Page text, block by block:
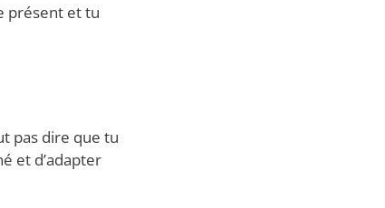
présent et tu
pas dire que tu
et d’adapter